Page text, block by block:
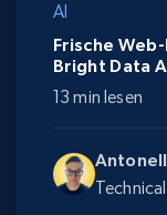
AI
Frische
Bright Data
13 min lesen